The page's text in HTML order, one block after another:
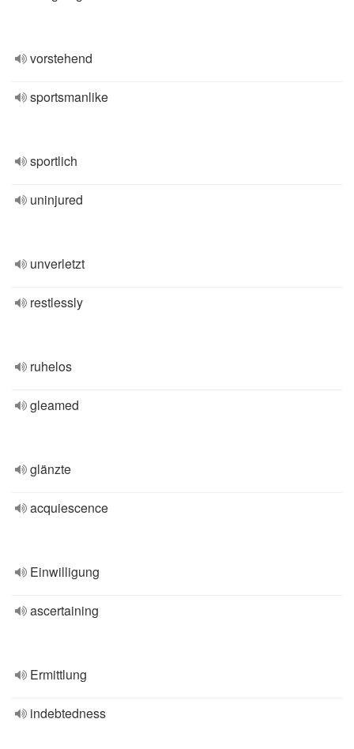
vorstehend
sportsmanlike
sportlich
uninjured
unverletzt
restlessly
ruhelos
gleamed
glänzte
acquiescence
Einwilligung
ascertaining
Ermittlung
indebtedness